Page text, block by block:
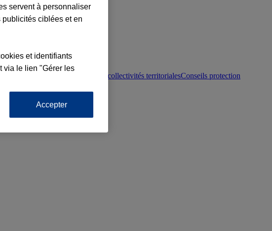
Protection juridique collectivités territorialesConseils protection
servent à personnaliser
publicités ciblées et en
et identifiants
via le lien "Gérer les
Accepter